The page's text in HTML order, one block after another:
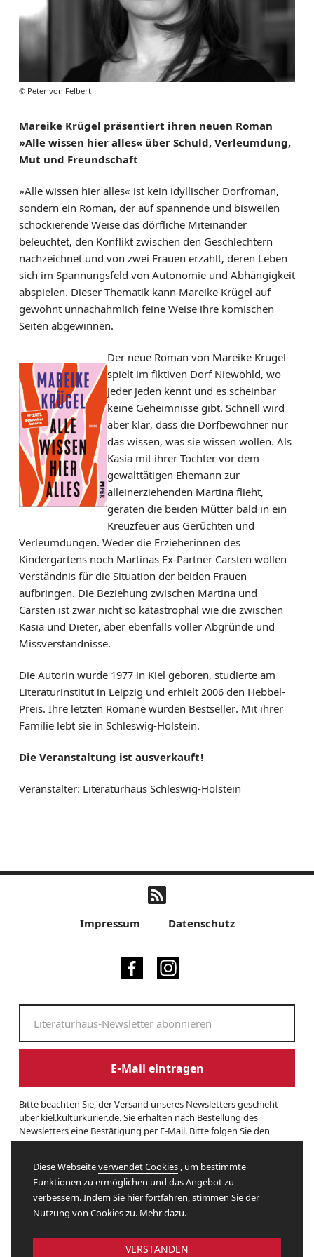
© Peter von Felbert
Mareike Krügel präsentiert ihren neuen Roman
»Alle wissen hier alles« über Schuld, Verleumdung,
Mut und Freundschaft
»Alle wissen hier alles« ist kein idyllischer Dorfroman,
sondern ein Roman, der auf spannende und bisweilen
schockierende Weise das dörfliche Miteinander
beleuchtet, den Konflikt zwischen den Geschlechtern
nachzeichnet und von zwei Frauen erzählt, deren Leben
sich im Spannungsfeld von Autonomie und Abhängigkeit
abspielen. Dieser Thematik kann Mareike Krügel auf
gewohnt unnachahmlich feine Weise ihre komischen
Seiten abgewinnen.
Der neue Roman von Mareike Krügel
spielt im fiktiven Dorf Niewohld, wo
jeder jeden kennt und es scheinbar
keine Geheimnisse gibt. Schnell wird
aber klar, dass die Dorfbewohner nur
das wissen, was sie wissen wollen. Als
Kasia mit ihrer Tochter vor dem
gewalttätigen Ehemann zur
alleinerziehenden Martina flieht,
geraten die beiden Mütter bald in ein
Kreuzfeuer aus Gerüchten und
Verleumdungen. Weder die Erzieherinnen des
Kindergartens noch Martinas Ex-Partner Carsten wollen
Verständnis für die Situation der beiden Frauen
aufbringen. Die Beziehung zwischen Martina und
Carsten ist zwar nicht so katastrophal wie die zwischen
Kasia und Dieter, aber ebenfalls voller Abgründe und
Missverständnisse.
Die Autorin wurde 1977 in Kiel geboren, studierte am
Literaturinstitut in Leipzig und erhielt 2006 den Hebbel-
Preis. Ihre letzten Romane wurden Bestseller. Mit ihrer
Familie lebt sie in Schleswig-Holstein.
Die Veranstaltung ist ausverkauft!
Veranstalter: Literaturhaus Schleswig-Holstein
Impressum Datenschutz
E-Mail eintragen
Bitte beachten Sie, der Versand unseres Newsletters geschieht
über kiel.kulturkurier.de. Sie erhalten nach Bestellung des
Newsletters eine Bestätigung per E-Mail. Bitte folgen Sie den
Anweisungen dieser E-Mail, um das Abonnement zu beginnen. Sie
Ende eines Newsletters entsprechende Informationen. Und hier
finden Sie unsereDatenschutzerklärung.
Website by
Diese Webseiteverwendet Cookies , um bestimmte
Funktionen zu ermöglichen und das Angebot zu
verbessern. Indem Sie hier fortfahren, stimmen Sie der
Nutzung von Cookies zu. Mehr dazu.
VERSTANDEN